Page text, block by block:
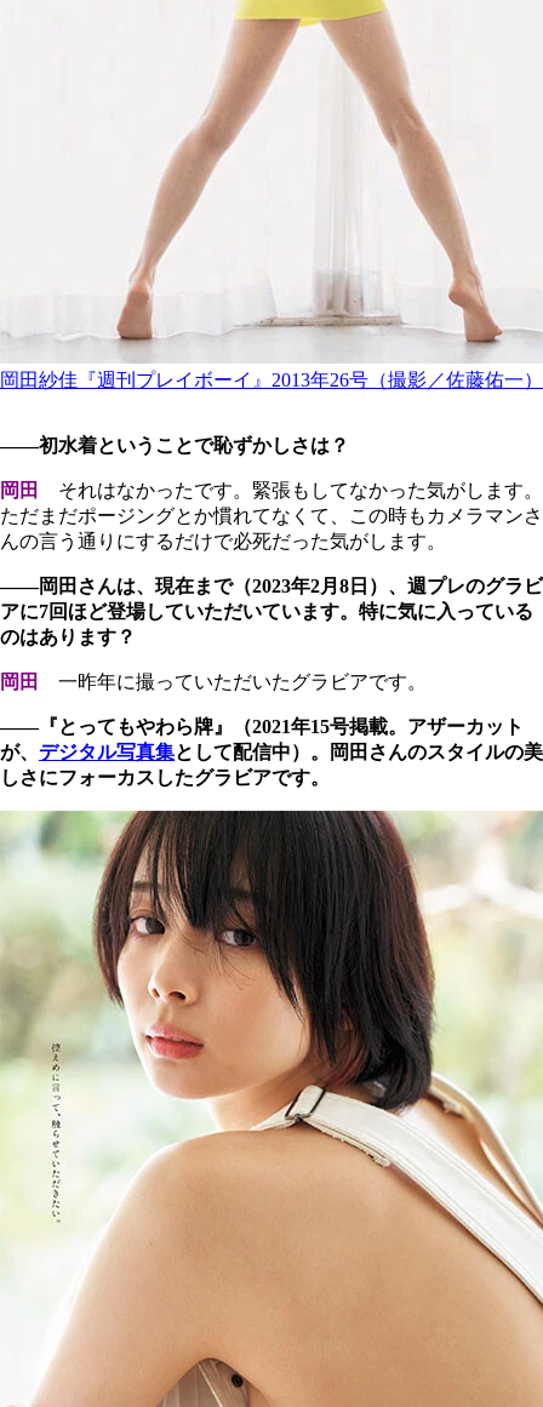
岡田紗佳『週刊プレイボーイ』2013年26号（撮影／佐藤佑一）
――初水着ということで恥ずかしさは？
岡田
それはなかったです。緊張もしてなかった気がします。
ただまだポージングとか慣れてなくて、この時もカメラマンさ
んの言う通りにするだけで必死だった気がします。
――岡田さんは、現在まで（2023年2月8日）、週プレのグラビ
アに7回ほど登場していただいています。特に気に入っている
のはあります？
岡田 一昨年に撮っていただいたグラビアです。
――『とってもやわら牌』（2021年15号掲載。アザーカット
が、 デジタル写真集として配信中）。岡田さんのスタイルの美
しさにフォーカスしたグラビアです。